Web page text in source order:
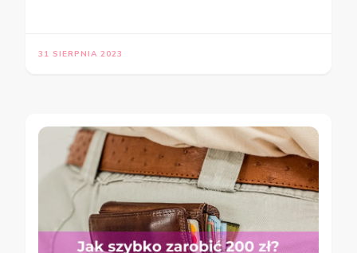
31 SIERPNIA 2023